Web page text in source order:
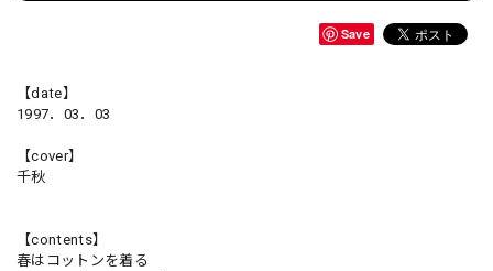
Save
【date】
1997．03．03
【cover】
千秋
【contents】
春はコットンを着る